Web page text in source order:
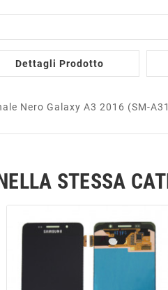
Dettagli Prodotto
Nero Galaxy A3 2016 (SM-
STESSA